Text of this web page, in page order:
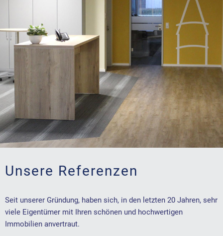
Unsere Referenzen
Seit unserer Gründung, haben sich, in den letzten 20 Jahren, sehr
viele Eigentümer mit Ihren schönen und hochwertigen
Immobilien anvertraut.